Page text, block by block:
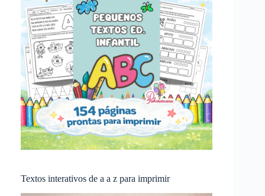
Textos interativos de a a z para imprimir